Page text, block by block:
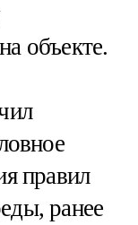
объекте.
правил
ранее